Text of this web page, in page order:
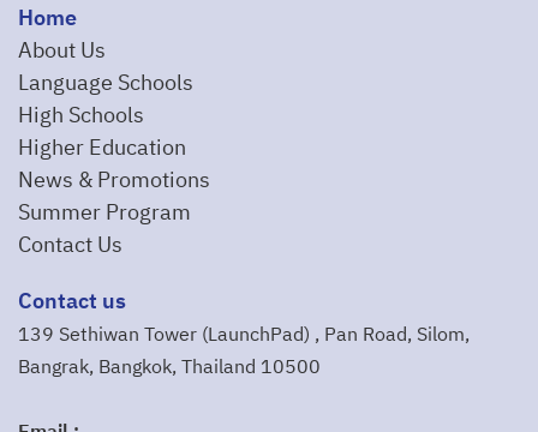
Home
About Us
Language Schools
High Schools
Higher Education
News & Promotions
Summer Program
Contact Us
Contact us
139 Sethiwan Tower (LaunchPad) , Pan Road, Silom,
Bangrak, Bangkok, Thailand 10500